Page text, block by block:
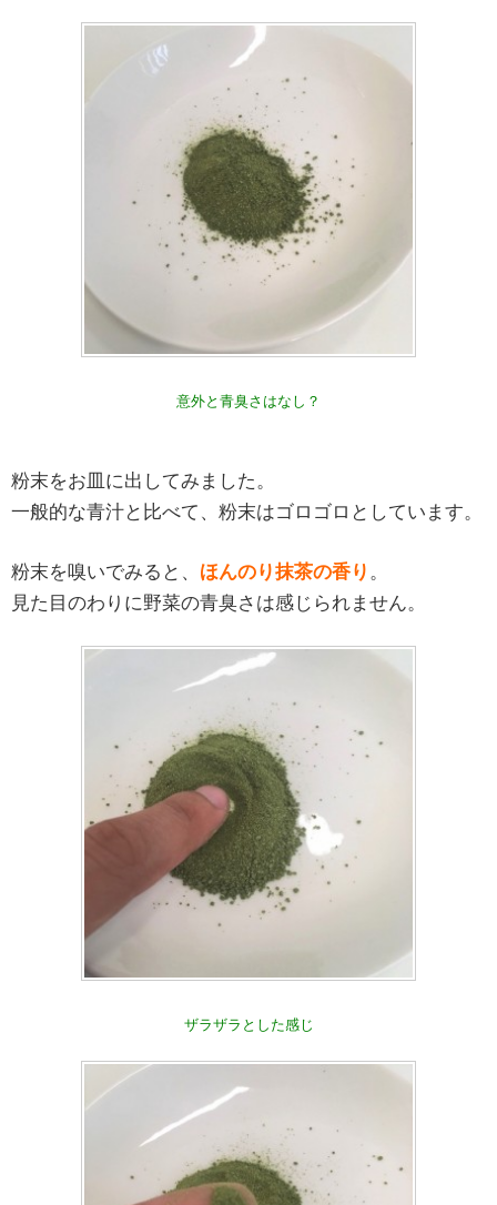
意外と青臭さはなし？
粉末をお皿に出してみました。
一般的な青汁と比べて、粉末はゴロゴロとしています。
粉末を嗅いでみると、 ほんのり抹茶の香り 。
見た目のわりに野菜の青臭さは感じられません。
ザラザラとした感じ